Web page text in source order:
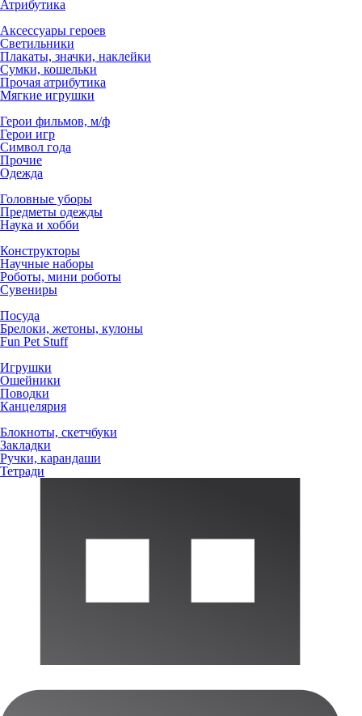
Атрибутика
Аксессуары героев
Светильники
Плакаты, значки, наклейки
Сумки, кошельки
Прочая атрибутика
Мягкие игрушки
Герои фильмов, м/ф
Герои игр
Символ года
Прочие
Одежда
Головные уборы
Предметы одежды
Наука и хобби
Конструкторы
Научные наборы
Роботы, мини роботы
Сувениры
Посуда
Брелоки, жетоны, кулоны
Fun Pet Stuff
Игрушки
Ошейники
Поводки
Канцелярия
Блокноты, скетчбуки
Закладки
Ручки, карандаши
Тетради